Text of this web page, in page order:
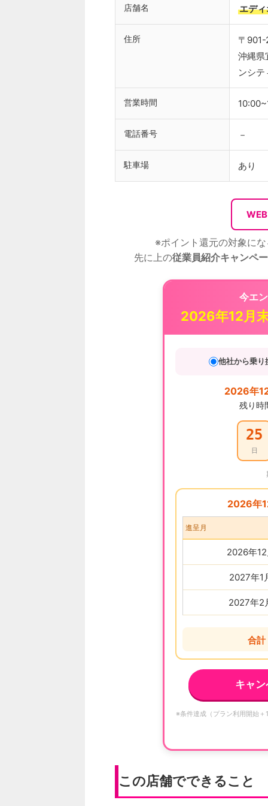
店舗名 エデ
住所
〒
沖縄県
ンシテ
営業時間
電話番号 －
駐車場 あり
※ポイント還元の対象に
先に上の従業員紹介キャンペ
今エ
2026年12月
他社から乗り
2026年
残り時
25
日
2026年
進呈月
2026年
2027年1
2027年2
合計
キャ
※条件達成（プラン利用開始
この店舗でできること